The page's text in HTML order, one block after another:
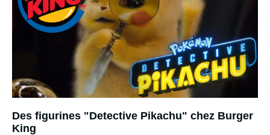
Des figurines "Detective Pikachu" chez Burger
King